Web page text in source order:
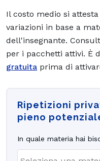
Il costo medio si
variazioni in base a
dell'insegnante.
per i pacchetti attivi. È
gratuita prima di
Ripetizioni
pieno
In quale materia hai